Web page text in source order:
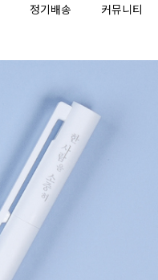
정기배송 커뮤니티